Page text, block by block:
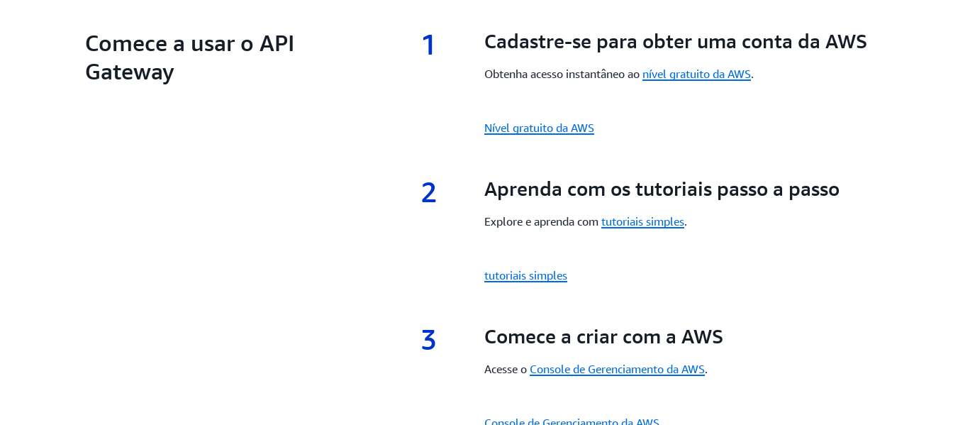
Comece a usar o API
Gateway
1 1.
Cadastre-se para obter uma conta da AWS
Obtenha acesso instantâneo ao nível gratuito da AWS.
Nível gratuito da AWS
2 2.
Aprenda com os tutoriais passo a passo
Explore e aprenda comtutoriais simples.
tutoriais simples
3 3.
Comece a criar com a AWS
Acesse o Console de Gerenciamento da AWS.